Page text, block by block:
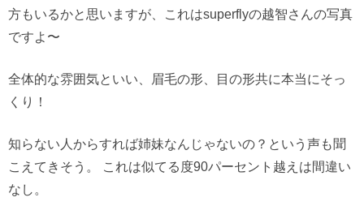
方もいるかと思いますが、これはsuperflyの越智さんの写真
ですよ〜
全体的な雰囲気といい、眉毛の形、目の形共に本当にそっ
くり！
知らない人からすれば姉妹なんじゃないの？という声も聞
こえてきそう。
これは似てる度90パーセント越えは間違い
なし。